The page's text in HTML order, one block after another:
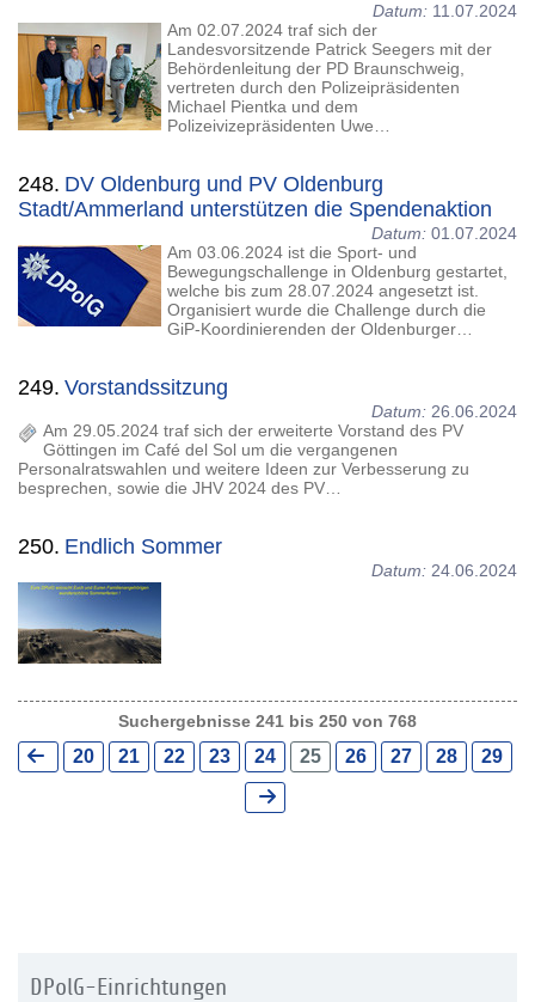
Datum: 11.07.2024
Am 02.07.2024 traf sich der
Landesvorsitzende Patrick Seegers mit der
Behördenleitung der PD Braunschweig,
vertreten durch den Polizeipräsidenten
Michael Pientka und dem
Polizeivizepräsidenten Uwe…
248. DV Oldenburg und PV Oldenburg
Stadt/Ammerland unterstützen die Spendenaktion
Datum: 01.07.2024
Am 03.06.2024 ist die Sport- und
Bewegungschallenge in Oldenburg gestartet,
welche bis zum 28.07.2024 angesetzt ist.
Organisiert wurde die Challenge durch die
GiP-Koordinierenden der Oldenburger…
249. Vorstandssitzung
Datum: 26.06.2024
Am 29.05.2024 traf sich der erweiterte Vorstand des PV
Göttingen im Café del Sol um die vergangenen
Personalratswahlen und weitere Ideen zur Verbesserung zu
besprechen, sowie die JHV 2024 des PV…
250. Endlich Sommer
Datum: 24.06.2024
Suchergebnisse 241 bis 250 von 768
20 21 22 23 24 25 26 27 28 29
DPolG-Einrichtungen